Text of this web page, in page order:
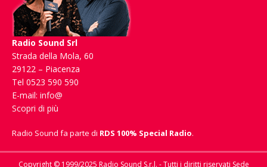
Radio Sound Srl
Strada della Mola, 60
29122 – Piacenza
Tel 0523 590 590
E-mail: info@
Scopri di più
Radio Sound fa parte di RDS 100% Special Radio.
Copyright © 1999/2025 Radio Sound S.r.l. - Tutti i diritti riservati Sede